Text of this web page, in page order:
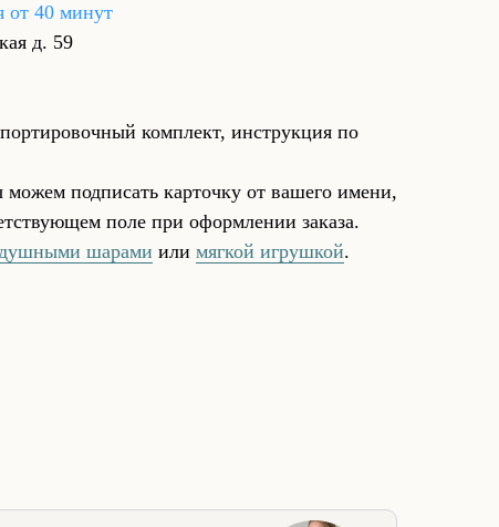
от 40 минут
д. 59
комплект, инструкция по
подписать карточку от вашего имени,
поле при оформлении заказа.
шарами или мягкой игрушкой.